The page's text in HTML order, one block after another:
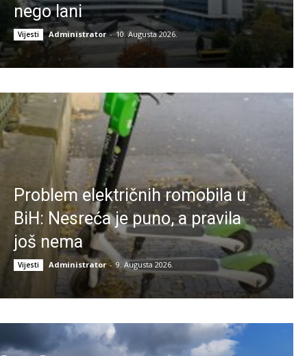
nego lani
Vijesti Administrator - 10. Augusta 2026.
Problem električnih romobila u
BiH: Nesreća je puno, a pravila
još nema
Vijesti Administrator - 9. Augusta 2026.